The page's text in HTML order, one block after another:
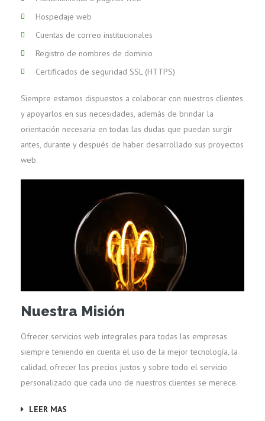
Hospedaje web
Cuentas de correo institucionales
Registro de nombres de dominio
Certificados de seguridad SSL (HTTPS)
Siempre estamos dispuestos a colaborar con nuestros clientes
y apoyarlos en sus necesidades, además de brindar la
orientación necesaria en todas las dudas que puedan surgir
antes, durante y después de haber desarrollado sus proyectos
web.
Nuestra Misión
Ofrecer servicios web integrales para todas las empresas
siempre teniendo en cuenta el uso de la mejor tecnología, la
calidad, ofrecer los precios justos y sobre todo el servicio
personalizado que cada uno de nuestros clientes se merece.
LEER MAS